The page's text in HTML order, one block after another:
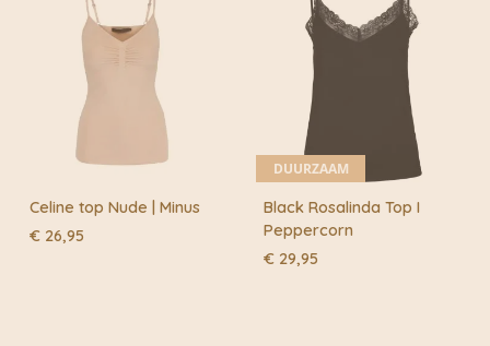
Celine top Nude | Minus
€ 26,95
DUURZAAM
Black Rosalinda Top I
Peppercorn
€ 29,95